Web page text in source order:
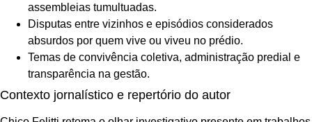
assembleias tumultuadas.
Disputas entre vizinhos e episódios considerados
absurdos por quem vive ou viveu no prédio.
Temas de convivência coletiva, administração predial e
transparência na gestão.
Contexto jornalístico e repertório do autor